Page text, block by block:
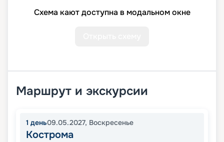
Схема кают доступна в модальном окне
Маршрут и экскурсии
1 день09.05.2027, Воскресенье
Кострома